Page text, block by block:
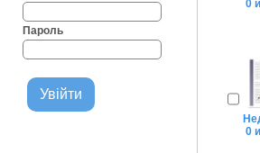
Пароль
0
0